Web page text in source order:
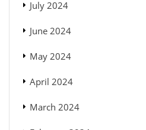
July 2024
June 2024
May 2024
April 2024
March 2024